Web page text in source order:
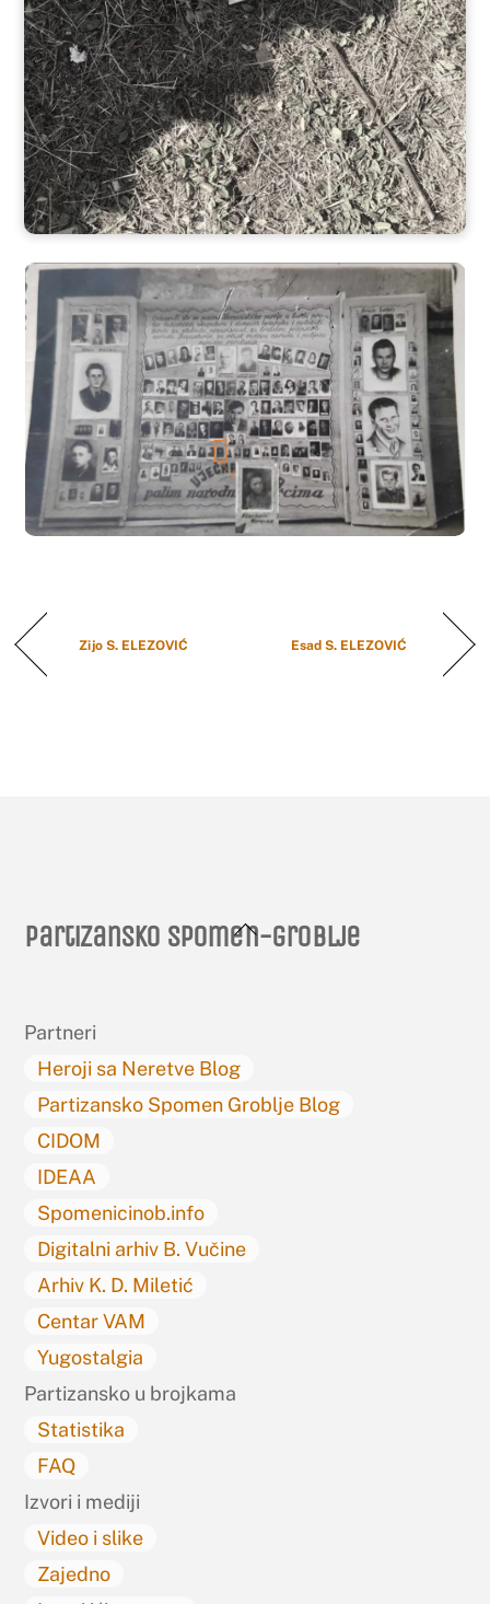
Zijo S. ELEZOVIĆ Esad S. ELEZOVIĆ
Back
Partizansko spomen-groblje
Partneri
Heroji sa Neretve Blog
Partizansko Spomen Groblje Blog
CIDOM
IDEAA
Spomenicinob.info
Digitalni arhiv B. Vučine
Arhiv K. D. Miletić
Centar VAM
Yugostalgia
Partizansko u brojkama
Statistika
FAQ
Izvori i mediji
Video i slike
Zajedno